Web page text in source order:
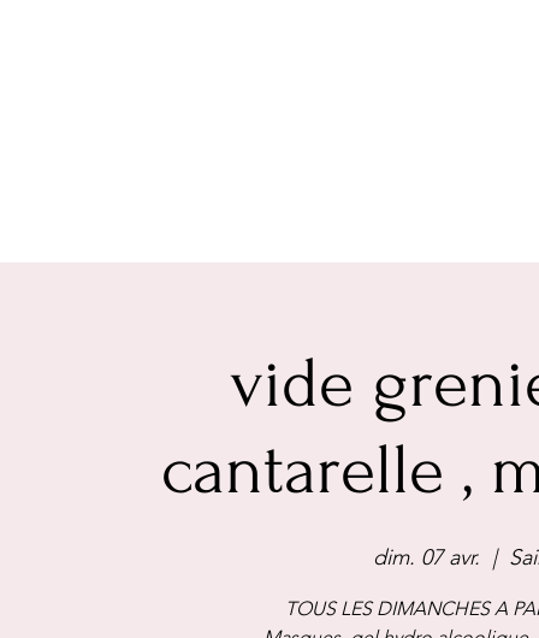
vide
cantarelle ,
dim. 07 avr.
  |
TOUS LES DIMANCHES A